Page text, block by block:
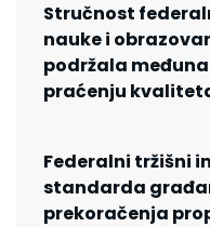
Stručnost
nauke i
podržala
praćenju
Federalni tržišni
standarda
prekoračenja